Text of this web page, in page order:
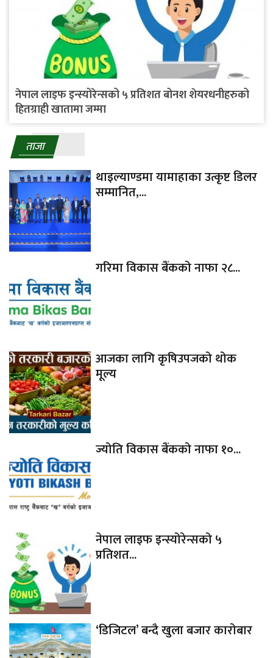
नेपाल लाइफ इन्स्योरेन्सको ५ प्रतिशत बोनश शेयरधनीहरुको
हितग्राही खातामा जम्मा
ताजा
थाइल्याण्डमा यामाहाका उत्कृष्ट डिलर
सम्मानित,...
गरिमा विकास बैंकको नाफा २८...
आजका लागि कृषिउपजको थोक
मूल्य
ज्योति विकास बैंकको नाफा १०...
नेपाल लाइफ इन्स्योरेन्सको ५
प्रतिशत...
‘डिजिटल’ बन्दै खुला बजार कारोबार